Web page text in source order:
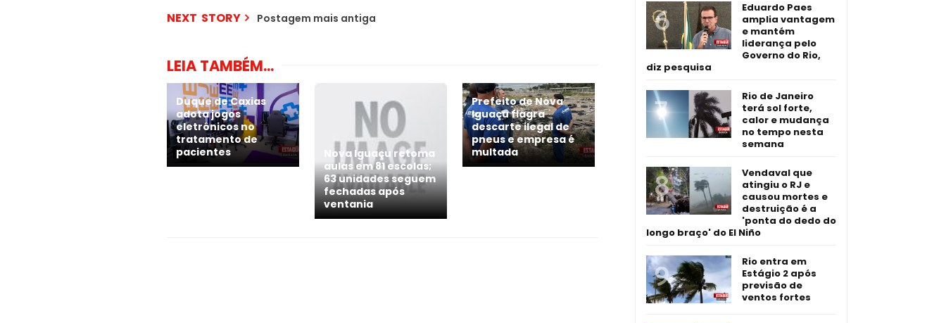
NEXT STORY Postagem mais antiga
LEIA TAMBÉM...
Duque de Caxias
adota jogos
eletrônicos no
tratamento de
pacientes
Nova Iguaçu retoma
aulas em 81 escolas;
63 unidades seguem
fechadas após
ventania
Prefeito de Nova
Iguaçu flagra
descarte ilegal de
pneus e empresa é
multada
Eduardo Paes
amplia vantagem
e mantém
liderança pelo
Governo do Rio,
diz pesquisa
Rio de Janeiro
terá sol forte,
calor e mudança
no tempo nesta
semana
Vendaval que
atingiu o RJ e
causou mortes e
destruição é a
'ponta do dedo do
longo braço' do El Niño
Rio entra em
Estágio 2 após
previsão de
ventos fortes